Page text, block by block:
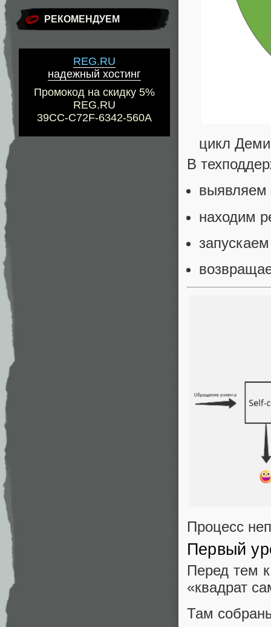
РЕКОМЕНДУЕМ
REG.RU
надежный хостинг
Промокод на скидку 5%
REG.RU
39CC-C72F-6342-560A
цикл
В
находим
Процесс
Первый
Перед тем
«квадрат
Там